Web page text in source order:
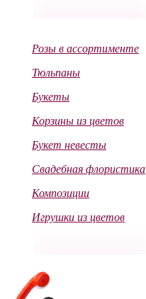
Розы в ассортименте
Тюльпаны
Букеты
Корзины из цветов
Букет невесты
Свадебная флористика
Композиции
Игрушки из цветов